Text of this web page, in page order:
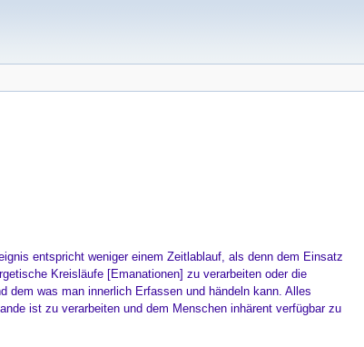
entspricht weniger einem Zeitlablauf, als denn dem Einsatz
Kreisläufe [Emanationen] zu verarbeiten oder die
was man innerlich Erfassen und händeln kann. Alles
ist zu verarbeiten und dem Menschen inhärent verfügbar zu